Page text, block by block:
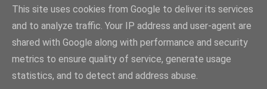
ÄLTERE POSTS
Powered by Blogger
This site uses cookies from Google to deliver its services
and to analyze traffic. Your IP address and user-agent are
shared with Google along with performance and security
metrics to ensure quality of service, generate usage
statistics, and to detect and address abuse.